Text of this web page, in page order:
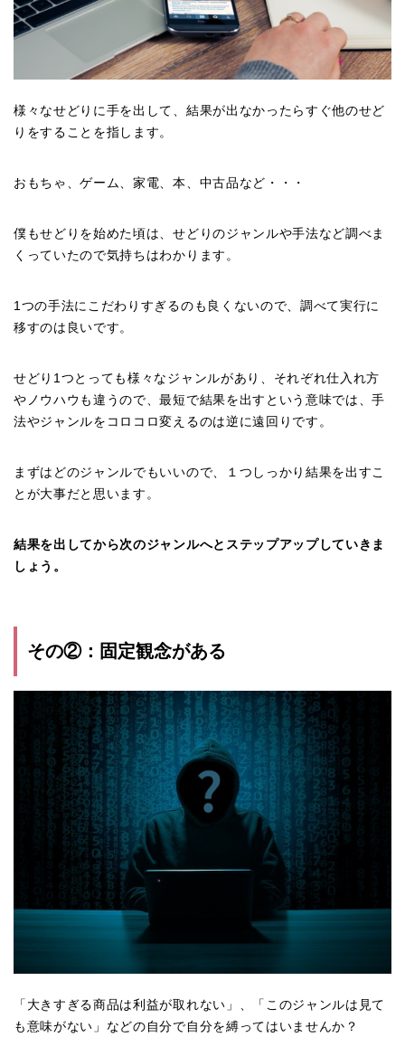
様々なせどりに手を出して、結果が出なかったらすぐ他のせど
りをすることを指します。
おもちゃ、ゲーム、家電、本、中古品など・・・
僕もせどりを始めた頃は、せどりのジャンルや手法など調べま
くっていたので気持ちはわかります。
1つの手法にこだわりすぎるのも良くないので、調べて実行に
移すのは良いです。
せどり1つとっても様々なジャンルがあり、それぞれ仕入れ方
やノウハウも違うので、最短で結果を出すという意味では、手
法やジャンルをコロコロ変えるのは逆に遠回りです。
まずはどのジャンルでもいいので、１つしっかり結果を出すこ
とが大事だと思います。
結果を出してから次のジャンルへとステップアップしていきま
しょう。
その②：固定観念がある
「大きすぎる商品は利益が取れない」、「このジャンルは見て
も意味がない」などの自分で自分を縛ってはいませんか？